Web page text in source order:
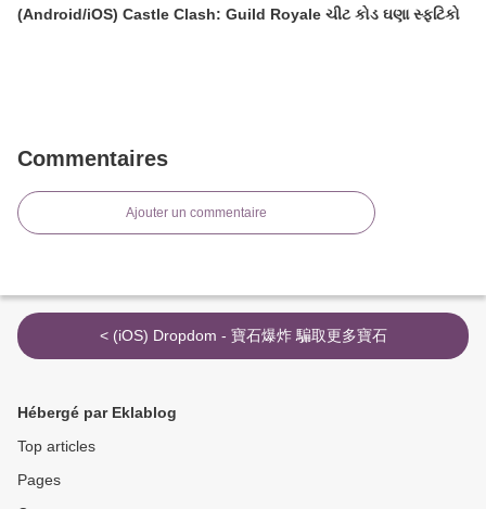
(Android/iOS) Castle Clash: Guild Royale ચીટ કોડ ઘણા સ્ફટિકો
Commentaires
Ajouter un commentaire
< (iOS) Dropdom - 寶石爆炸 騙取更多寶石
Hébergé par Eklablog
Top articles
Pages